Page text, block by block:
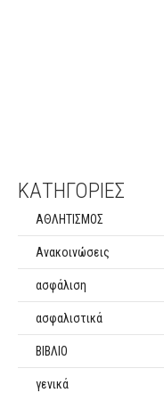
ΚΑΤΗΓΟΡΙΕΣ
ΑΘΛΗΤΙΣΜΟΣ
Ανακοινώσεις
ασφάλιση
ασφαλιστικά
ΒΙΒΛΙΟ
γενικά